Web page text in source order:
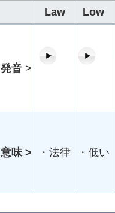
Law Low
発音 >
意味 > ・法律 ・低い